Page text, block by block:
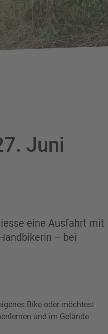
Juni
eine Ausfahrt mit
– bei
Bike oder möchtest
und im Gelände